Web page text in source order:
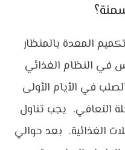
المعدة بالمنظار
في النظام الغذائي
في الأيام الأولى
التعافي. يجب تناول
الغذائية. بعد حوالي